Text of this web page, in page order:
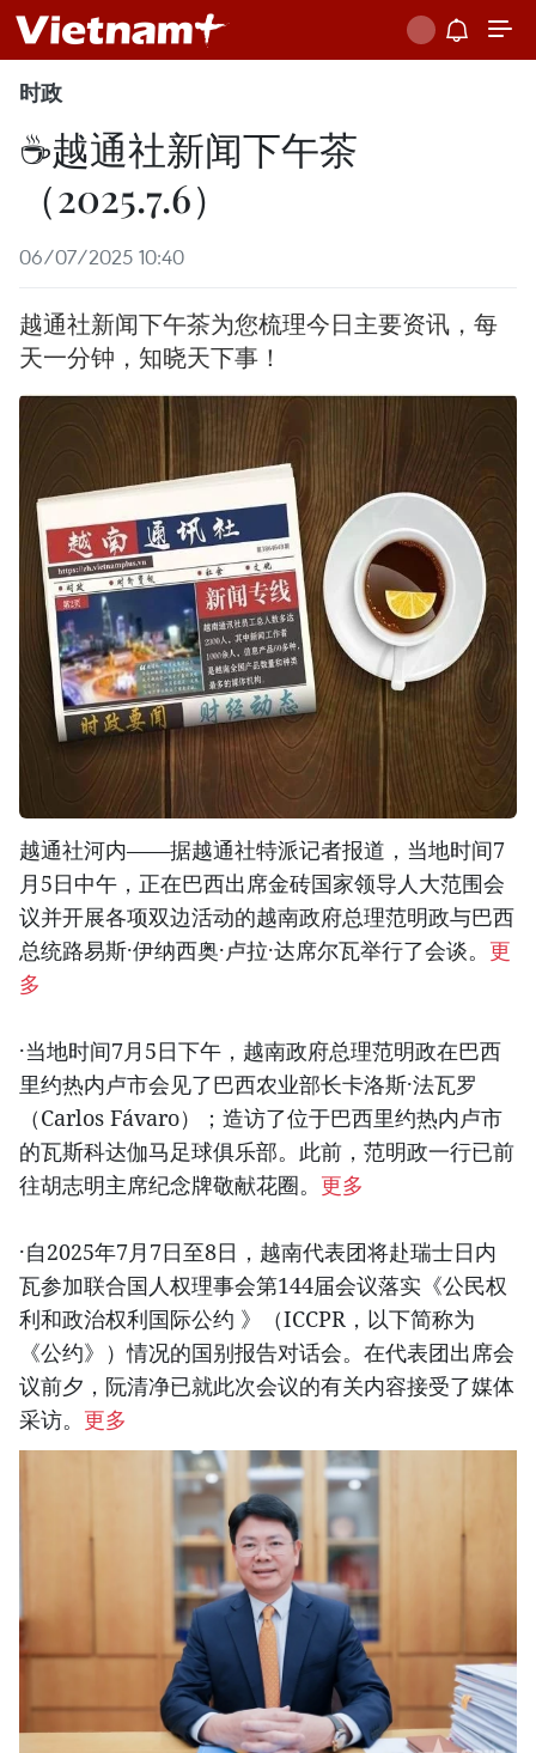
时政
☕️越通社新闻下午茶
（2025.7.6）
06/07/2025 10:40
越通社新闻下午茶为您梳理今日主要资讯，每
天一分钟，知晓天下事！
越通社河内——据越通社特派记者报道，当地时间7
月5日中午，正在巴西出席金砖国家领导人大范围会
议并开展各项双边活动的越南政府总理范明政与巴西
总统路易斯·伊纳西奥·卢拉·达席尔瓦举行了会谈。 更
多
·当地时间7月5日下午，越南政府总理范明政在巴西
里约热内卢市会见了巴西农业部长卡洛斯·法瓦罗
（Carlos Fávaro）；造访了位于巴西里约热内卢市
的瓦斯科达伽马足球俱乐部。此前，范明政一行已前
往胡志明主席纪念牌敬献花圈。 更多
·自2025年7月7日至8日，越南代表团将赴瑞士日内
瓦参加联合国人权理事会第144届会议落实《公民权
利和政治权利国际公约 》（ICCPR，以下简称为
《公约》）情况的国别报告对话会。在代表团出席会
议前夕，阮清净已就此次会议的有关内容接受了媒体
采访。 更多